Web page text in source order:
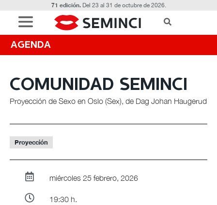
71 edición.Del 23 al 31 de octubre de 2026.
AGENDA
COMUNIDAD SEMINCI
Proyección de Sexo en Oslo (Sex), de Dag Johan Haugerud
Proyección
miércoles 25 febrero, 2026
19:30 h.